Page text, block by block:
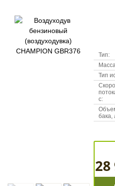
Тип:
Тип
с:
бака,
28